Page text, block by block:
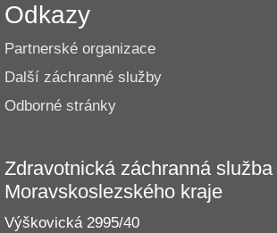
Odkazy
Partnerské organizace
Další záchranné služby
Odborné stránky
Zdravotnická záchranná služba
Moravskoslezského kraje
Výškovická 2995/40